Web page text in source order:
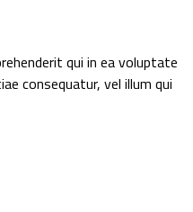
qui in ea voluptate
consequatur, vel illum qui